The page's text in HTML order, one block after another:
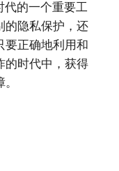
代的一个重要工
的隐私保护，还
要正确地利用和
的时代中，获得